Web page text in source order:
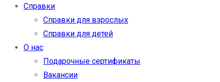
Справки
Справки для взрослых
Справки для детей
О нас
Подарочные сертификаты
Вакансии